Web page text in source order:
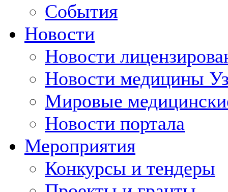
События
Новости
Новости
Новости медицины
Мировые
Новости портала
Мероприятия
Конкурсы и тендеры